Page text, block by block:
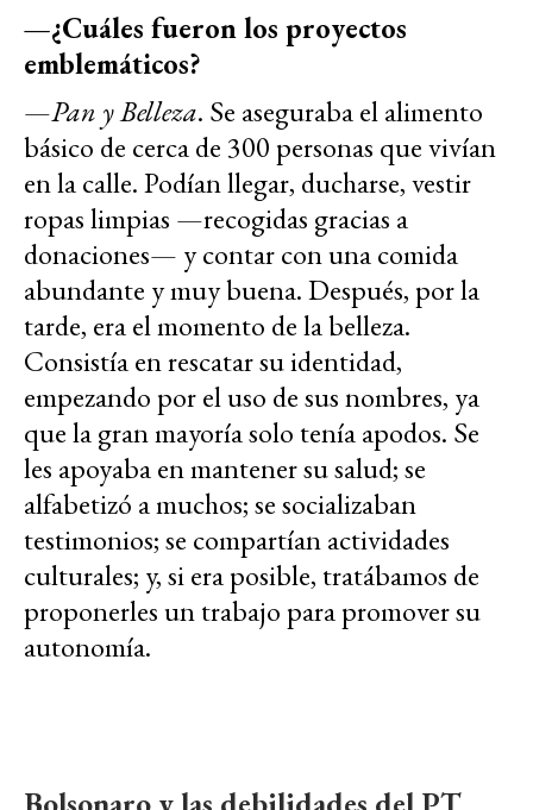
—¿Cuáles fueron los proyectos
emblemáticos?
—Pan y Belleza. Se aseguraba el alimento
básico de cerca de 300 personas que vivían
en la calle. Podían llegar, ducharse, vestir
ropas limpias —recogidas gracias a
donaciones— y contar con una comida
abundante y muy buena. Después, por la
tarde, era el momento de la belleza.
Consistía en rescatar su identidad,
empezando por el uso de sus nombres, ya
que la gran mayoría solo tenía apodos. Se
les apoyaba en mantener su salud; se
alfabetizó a muchos; se socializaban
testimonios; se compartían actividades
culturales; y, si era posible, tratábamos de
proponerles un trabajo para promover su
autonomía.